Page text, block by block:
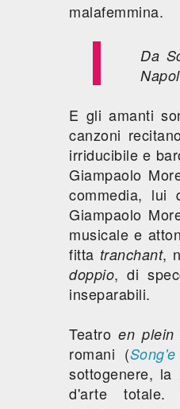
malafemmina.
Da
E gli amanti
canzoni
irriducibile e
Giampaolo
commedia, lui
Giampaolo
musicale e
fitta tranchant,
doppio, di
inseparabili.
Teatroen plein
romani (
sottogenere,
d'arte totale.